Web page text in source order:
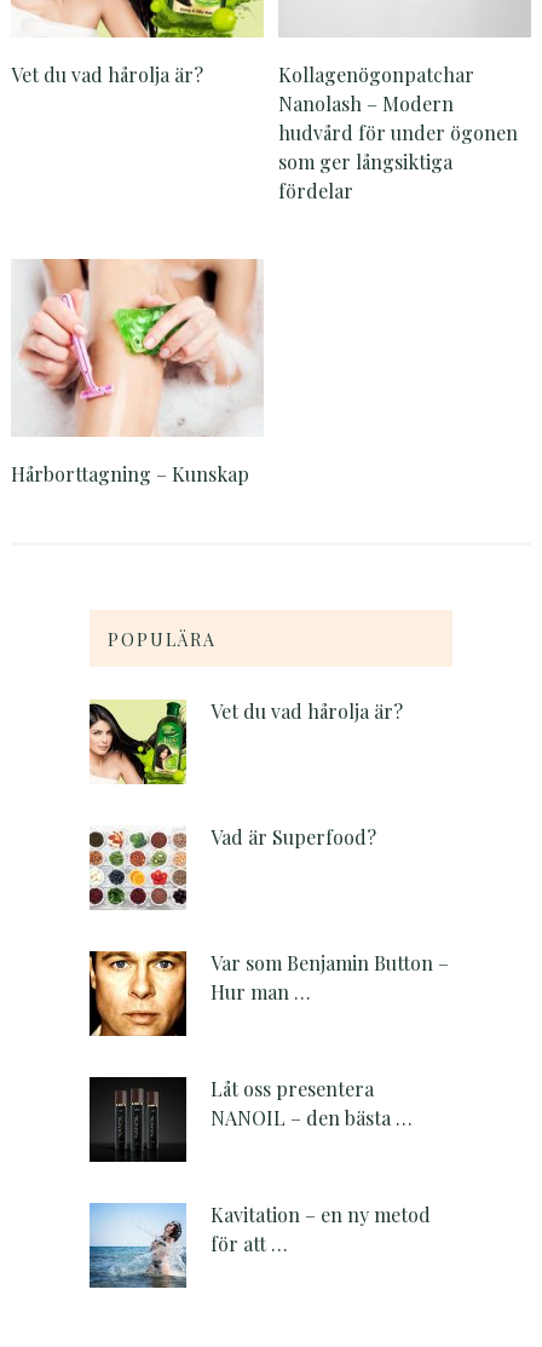
Vet du vad hårolja är?
Kollagenögonpatchar
Nanolash – Modern
hudvård för under ögonen
som ger långsiktiga
fördelar
Hårborttagning – Kunskap
POPULÄRA
Vet du vad hårolja är?
Vad är Superfood?
Var som Benjamin Button –
Hur man …
Låt oss presentera
NANOIL – den bästa …
Kavitation – en ny metod
för att …